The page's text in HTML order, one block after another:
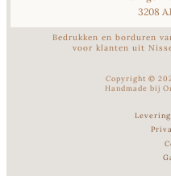
3208
Bedrukken en borduren
voor klanten uit
Copyright ©
Handmade bij